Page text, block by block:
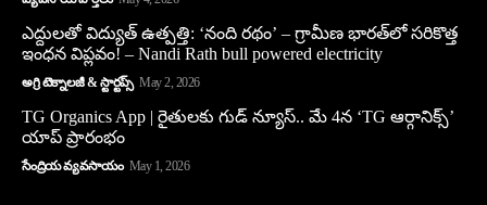
ఎద్దులతో విద్యుత్ ఉత్పత్తి: ‘నంది రథం’ – గ్రామీణ భారత్‌లో సరికొత్త
ఇంధన విప్లవం! – Nandi Rath bull powered electricity
అగ్రి టెక్నాలజీ & స్టార్టప్స్ May 2, 2026
TG Organics App | రైతులకు గుడ్ న్యూస్.. మే 4న ‘TG ఆర్గానిక్స్’
యాప్ ప్రారంభం
సేంద్రియ వ్యవసాయం May 1, 2026